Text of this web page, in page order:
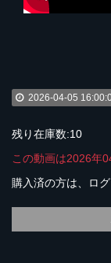
2026-04-05
残り在庫数:10
この動画は2026年
購入済の方は、ロ